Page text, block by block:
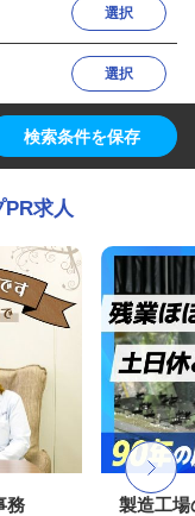
選択
選択
検索条件を保存
求人
務 製造工場